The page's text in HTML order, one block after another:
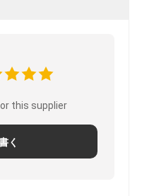
this supplier
く